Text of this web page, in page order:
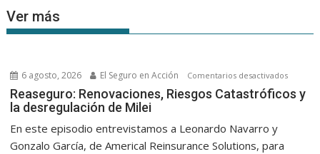
Ver más
6 agosto, 2026 El Seguro en Acción Comentarios desactivadosen
Reaseguro: Renovaciones, Riesgos Catastróficos y
la desregulación de Milei
En este episodio entrevistamos a Leonardo Navarro y
Gonzalo García, de Americal Reinsurance Solutions, para